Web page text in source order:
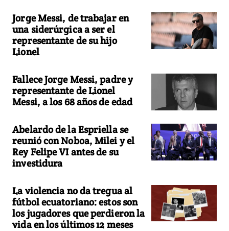
Jorge Messi, de trabajar en
una siderúrgica a ser el
representante de su hijo
Lionel
Fallece Jorge Messi, padre y
representante de Lionel
Messi, a los 68 años de edad
Abelardo de la Espriella se
reunió con Noboa, Milei y el
Rey Felipe VI antes de su
investidura
La violencia no da tregua al
fútbol ecuatoriano: estos son
los jugadores que perdieron la
vida en los últimos 12 meses